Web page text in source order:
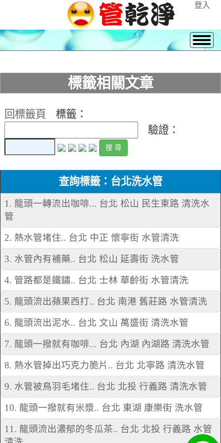
登入
標籤相關文章
回標籤頁
標籤：
驗證：
查詢標籤：台北洗水管
1. 龍頭一轉流出咖啡... 台北 松山 民生東路 清洗水
管
2. 熱水管堵住.. 台北 中正 懷寧街 水管清洗
3. 水管內有補藥.. 台北 松山 延壽街 洗水管
4. 管路都是鐵鏽.. 台北 士林 華齡街 水管清洗
5. 龍頭流出蘋果西打.. 台北 南港 舊莊路 水管清洗
6. 龍頭流出泥水.. 台北 文山 萬盛街 清洗水管
7. 龍頭一撥就有咖啡... 台北 內湖 內湖路 清洗水管
8. 熱水管掉出巧克力脆片.. 台北 北寧路 清洗水管
9. 水管被鳥羽毛堵住.. 台北 北投 行義路 清洗水管
10. 龍頭一撥就有米漿.. 台北 東湖 康樂街 洗水管
11. 龍頭流出濃郁的冬瓜茶.. 台北 北投 行義路 水管